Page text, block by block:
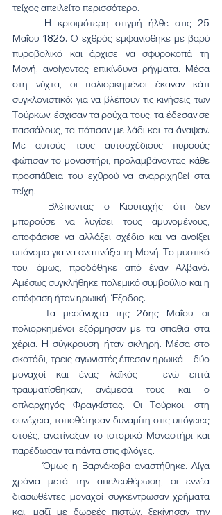
τείχος απειλείτο περισσότερο.
Μαΐου 1826. Ο εχθρός εμφανίσθηκε με βαρύ
πυροβολικό και άρχισε να σφυροκοπά τη
Μονή, ανοίγοντας επικίνδυνα ρήγματα. Μέσα
στη νύχτα, οι πολιορκημένοι έκαναν κάτι
συγκλονιστικό: για να βλέπουν τις κινήσεις των
Τούρκων, έσχισαν τα ρούχα τους, τα έδεσαν σε
πασσάλους, τα πότισαν με λάδι και τα άναψαν.
Με αυτούς τους αυτοσχέδιους πυρσούς
φώτισαν το μοναστήρι, προλαμβάνοντας κάθε
προσπάθεια του εχθρού να αναρριχηθεί στα
τείχη.
μπορούσε να λυγίσει τους αμυνομένους,
αποφάσισε να αλλάξει σχέδιο και να ανοίξει
υπόνομο για να ανατινάξει τη Μονή. Το μυστικό
του, όμως, προδόθηκε από έναν Αλβανό.
Αμέσως συγκλήθηκε πολεμικό συμβούλιο και η
απόφαση ήταν ηρωική: Έξοδος.
	Τα μεσάνυχτα της 26ης Μαΐου, οι
πολιορκημένοι εξόρμησαν με τα σπαθιά στα
χέρια. Η σύγκρουση ήταν σκληρή. Μέσα στο
σκοτάδι, τρεις αγωνιστές έπεσαν ηρωικά – δύο
μοναχοί και ένας λαϊκός – ενώ επτά
τραυματίσθηκαν, ανάμεσά τους και ο
οπλαρχηγός Φραγκίστας. Οι Τούρκοι, στη
συνέχεια, τοποθέτησαν δυναμίτη στις υπόγειες
στοές, ανατίναξαν το ιστορικό Μοναστήρι και
παρέδωσαν τα πάντα στις φλόγες.
χρόνια μετά την απελευθέρωση, οι εννέα
διασωθέντες μοναχοί συγκέντρωσαν χρήματα
και, μαζί με δωρεές πιστών, ξεκίνησαν την